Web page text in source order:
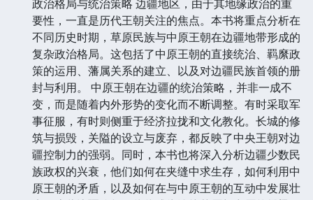
政治格局与统治策略 边疆地区，由于其地缘政治的重
要性，一直是历代王朝关注的焦点。本书将重点分析在
不同历史时期，草原民族与中原王朝在边疆地带形成的
复杂政治格局。这包括了中原王朝的直接统治、羁縻政
策的运用、藩属关系的建立、以及对边疆民族首领的册
封与利用。 中原王朝在边疆的统治策略，并非一成不
变，而是随着内外形势的变化而不断调整。有时采取军
事征服，有时则侧重于经济拉拢和文化教化。长城的修
筑与损毁，关隘的设立与废弃，都反映了中央王朝对边
疆控制力的强弱。同时，本书也将深入分析边疆少数民
族政权的兴衰，他们如何在夹缝中求生存，如何利用中
原王朝的矛盾，以及如何在与中原王朝的互动中发展壮